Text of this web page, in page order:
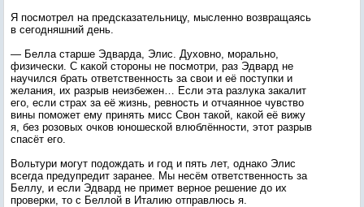
Я посмотрел на предсказательницу, мысленно возвращаясь
в сегодняшний день.
— Белла старше Эдварда, Элис. Духовно, морально,
физически. С какой стороны не посмотри, раз Эдвард не
научился брать ответственность за свои и её поступки и
желания, их разрыв неизбежен… Если эта разлука закалит
его, если страх за её жизнь, ревность и отчаянное чувство
вины поможет ему принять мисс Свон такой, какой её вижу
я, без розовых очков юношеской влюблённости, этот разрыв
спасёт его.
Вольтури могут подождать и год и пять лет, однако Элис
всегда предупредит заранее. Мы несём ответственность за
Беллу, и если Эдвард не примет верное решение до их
проверки, то с Беллой в Италию отправлюсь я.